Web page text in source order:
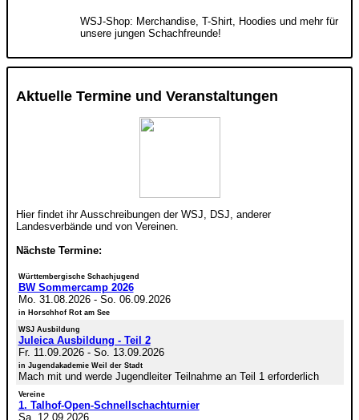
WSJ-Shop: Merchandise, T-Shirt, Hoodies und mehr für
unsere jungen Schachfreunde!
Aktuelle Termine und Veranstaltungen
Hier findet ihr Ausschreibungen der WSJ, DSJ, anderer
Landesverbände und von Vereinen.
Nächste Termine:
Württembergische Schachjugend
BW Sommercamp 2026
Mo. 31.08.2026- So. 06.09.2026
in Horschhof Rot am See
WSJ Ausbildung
Juleica Ausbildung - Teil 2
Fr. 11.09.2026- So. 13.09.2026
in Jugendakademie Weil der Stadt
Mach mit und werde Jugendleiter Teilnahme an Teil 1 erforderlich
Vereine
1. Talhof-Open-Schnellschachturnier
Sa. 12.09.2026